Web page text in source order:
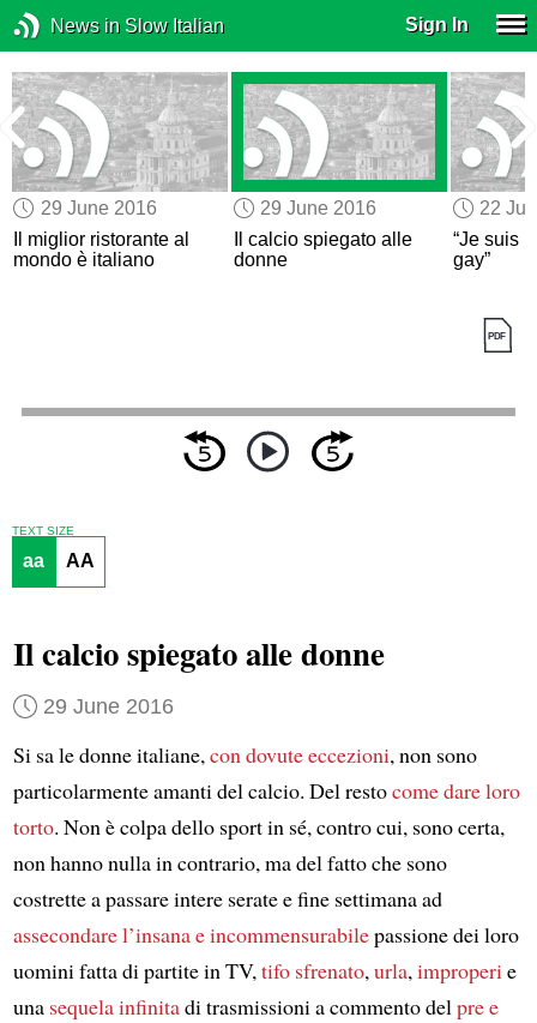
News in Slow Italian Sign In
29 June 2016
Il miglior ristorante al
mondo è italiano
29 June 2016
Il calcio spiegato alle
donne
22
“Je suis
gay”
TEXT SIZE
aa AA
Il calcio spiegato alle donne
29 June 2016
Si sa le donne italiane,con dovute eccezioni, non sono
particolarmente amanti del calcio. Del restocome dare loro
torto. Non è colpa dello sport in sé, contro cui, sono certa,
non hanno nulla in contrario, ma del fatto che sono
costrette a passare intere serate e fine settimana ad
assecondarel’insana e incommensurabilepassione dei loro
uomini fatta di partite in TV,tifo sfrenato,urla,improperie
una sequela infinitadi trasmissioni a commento delpre e